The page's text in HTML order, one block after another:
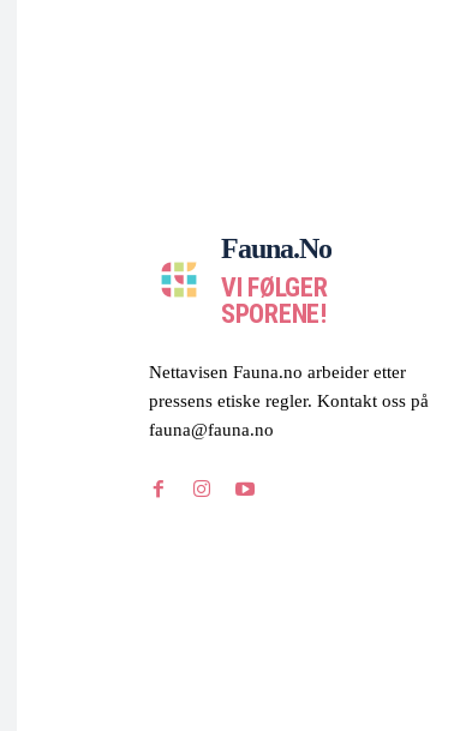
Fauna.no
VI FØLGER
SPORENE!
Nettavisen Fauna.no arbeider etter
pressens etiske regler. Kontakt oss på
fauna@fauna.no